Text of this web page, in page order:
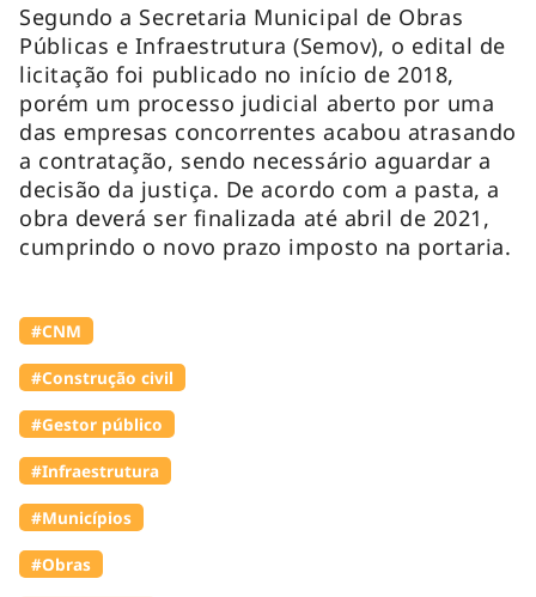
Segundo a Secretaria Municipal de Obras
Públicas e Infraestrutura (Semov), o edital de
licitação foi publicado no início de 2018,
porém um processo judicial aberto por uma
das empresas concorrentes acabou atrasando
a contratação, sendo necessário aguardar a
decisão da justiça. De acordo com a pasta, a
obra deverá ser finalizada até abril de 2021,
cumprindo o novo prazo imposto na portaria.
#CNM
#Construção civil
#Gestor público
#Infraestrutura
#Municípios
#Obras